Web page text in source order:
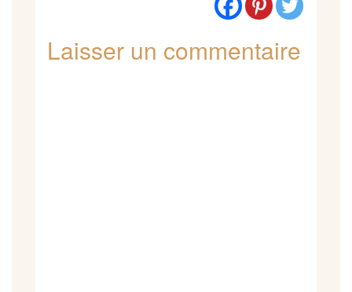
Laisser un commentaire